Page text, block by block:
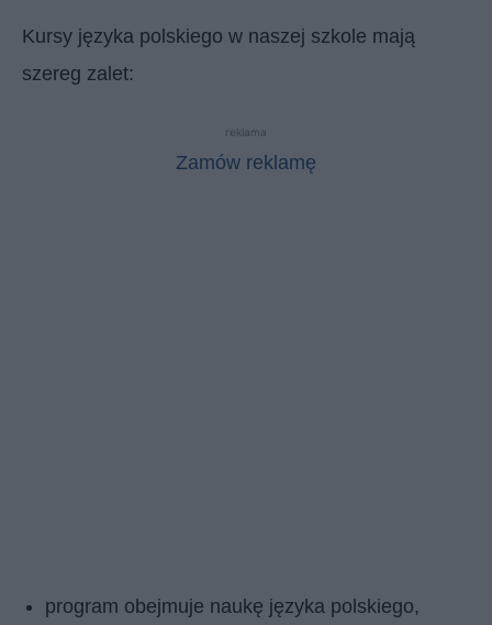
Kursy języka polskiego w naszej szkole mają
szereg zalet:
reklama
Zamów reklamę
program obejmuje naukę języka polskiego,